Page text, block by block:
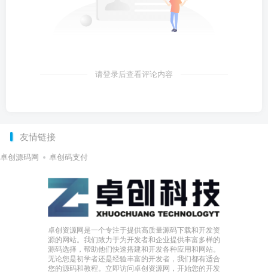
请登录后查看评论内容
友情链接
卓创源码网 卓创码支付
卓创资源网是一个专注于提供高质量源码下载和开发资
源的网站。我们致力于为开发者和企业提供丰富多样的
源码选择，帮助他们快速搭建和开发各种应用和网站。
无论您是初学者还是经验丰富的开发者，我们都有适合
您的源码和教程。立即访问卓创资源网，开始您的开发